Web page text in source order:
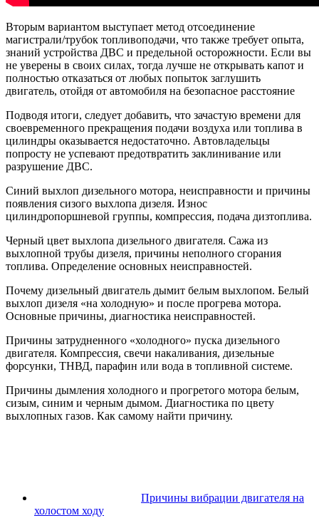
Вторым вариантом выступает метод отсоединение
магистрали/трубок топливоподачи, что также требует опыта,
знаний устройства ДВС и предельной осторожности. Если вы
не уверены в своих силах, тогда лучше не открывать капот и
полностью отказаться от любых попыток заглушить
двигатель, отойдя от автомобиля на безопасное расстояние
Подводя итоги, следует добавить, что зачастую времени для
своевременного прекращения подачи воздуха или топлива в
цилиндры оказывается недостаточно. Автовладельцы
попросту не успевают предотвратить заклинивание или
разрушение ДВС.
Синий выхлоп дизельного мотора, неисправности и причины
появления сизого выхлопа дизеля. Износ
цилиндропоршневой группы, компрессия, подача дизтоплива.
Черный цвет выхлопа дизельного двигателя. Сажа из
выхлопной трубы дизеля, причины неполного сгорания
топлива. Определение основных неисправностей.
Почему дизельный двигатель дымит белым выхлопом. Белый
выхлоп дизеля «на холодную» и после прогрева мотора.
Основные причины, диагностика неисправностей.
Причины затрудненного «холодного» пуска дизельного
двигателя. Компрессия, свечи накаливания, дизельные
форсунки, ТНВД, парафин или вода в топливной системе.
Причины дымления холодного и прогретого мотора белым,
сизым, синим и черным дымом. Диагностика по цвету
выхлопных газов. Как самому найти причину.
Причины вибрации двигателя на
холостом ходу